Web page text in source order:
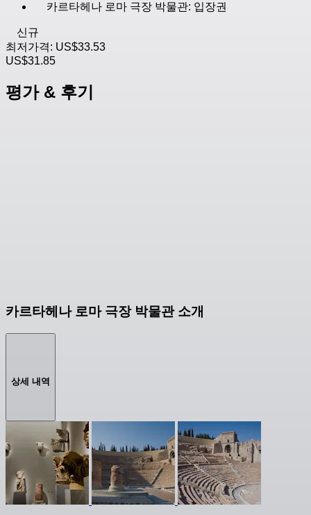
카르타헤나 로마 극장 박물관: 입장권
신규
최저가격: US$33.53
US$31.85
평가 & 후기
카르타헤나 로마 극장 박물관 소개
상세 내역